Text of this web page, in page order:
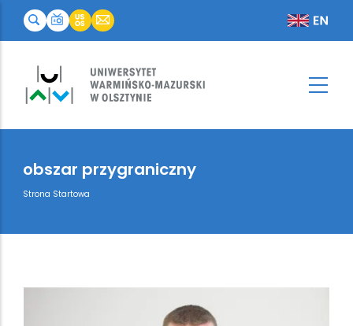
obszar przygraniczny
Breadcrumb
Strona Startowa